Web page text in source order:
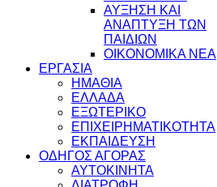
ΑΥΞΗΣΗ ΚΑΙ
ΑΝΑΠΤΥΞΗ ΤΩΝ
ΠΑΙΔΙΩΝ
ΟΙΚΟΝΟΜΙΚΑ ΝΕΑ
ΕΡΓΑΣΙΑ
ΗΜΑΘΙΑ
ΕΛΛΑΔΑ
ΕΞΩΤΕΡΙΚΟ
ΕΠΙΧΕΙΡΗΜΑΤΙΚΟΤΗΤΑ
ΕΚΠΑΙΔΕΥΣΗ
ΟΔΗΓΟΣ ΑΓΟΡΑΣ
ΑΥΤΟΚΙΝΗΤΑ